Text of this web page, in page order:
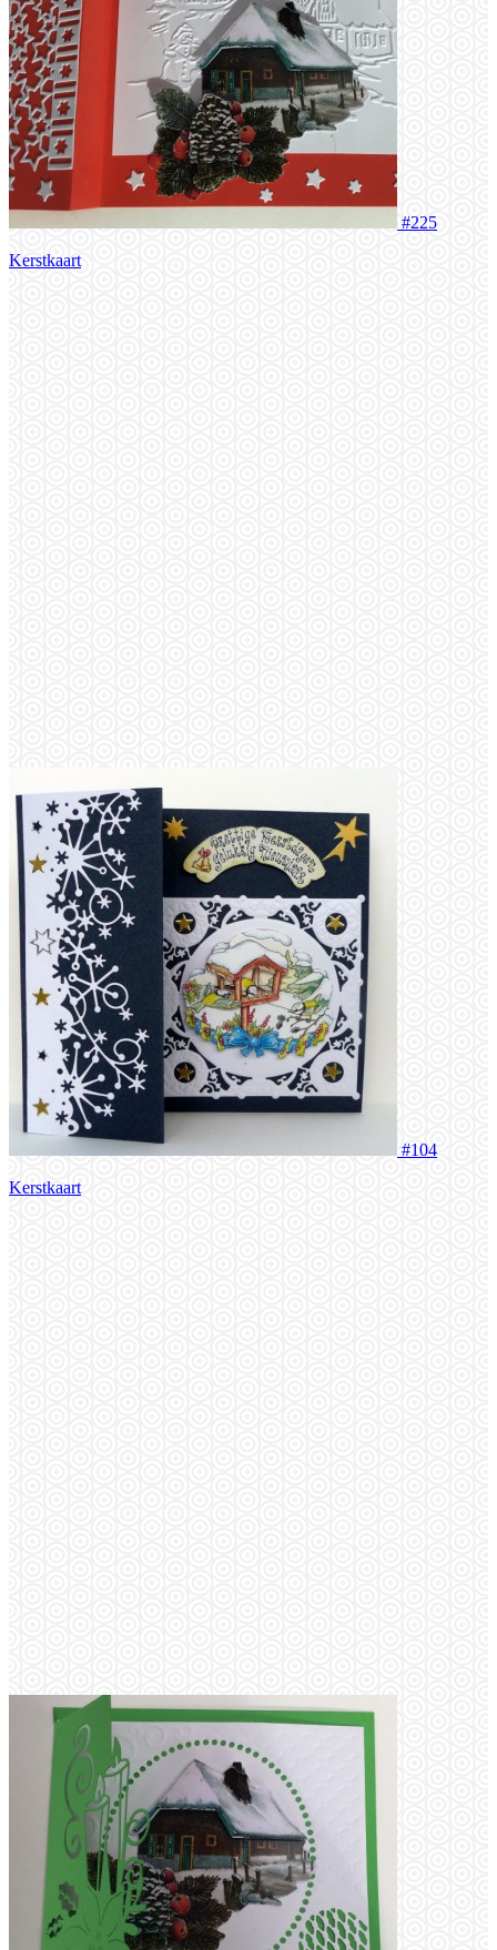
#225
Kerstkaart
#104
Kerstkaart